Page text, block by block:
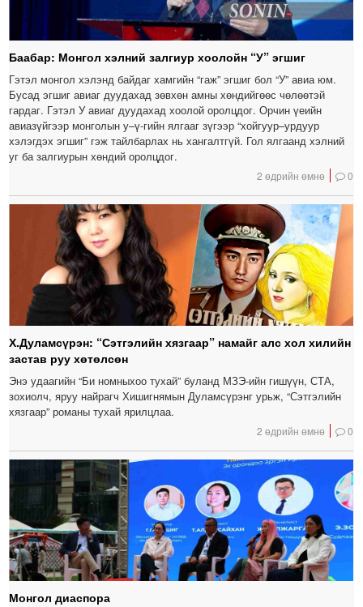
Баабар: Монгол хэлний залгиур хоолойн “У” эгшиг
Гэтэл монгол хэлэнд байдаг хамгийн “гаж” эгшиг бол “У” авиа юм.
Бусад эгшиг авиаг дуудахад зөвхөн амны хөндийгөөс чөлөөтэй
гардаг. Гэтэл У авиаг дуудахад хоолой оролцдог. Орчин үеийн
авиазүйгээр монголын у–ү-гийн ялгааг зүгээр “хойгуур–урдуур
хэлэгдэх эгшиг” гэж тайлбарлах нь хангалтгүй. Гол ялгаанд хэлний
уг ба залгиурын хөндий оролцдог.
2 өдрийн өмнө 0
Х.Дуламсүрэн: “Сэтгэлийн хязгаар” намайг алс хол хилийн
застав руу хөтөлсөн
Энэ удаагийн “Би номныхоо тухай” буланд МЗЭ-ийн гишүүн, СТА,
зохиолч, яруу найрагч Хишигнямын Дуламсүрэнг урьж, “Сэтгэлийн
хязгаар” романы тухай ярилцлаа.
2 өдрийн өмнө 0
Монгол диаспора